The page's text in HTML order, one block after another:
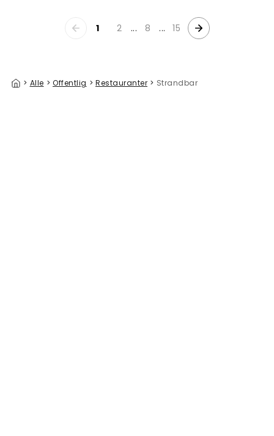
1 2 ... 8 ... 15
> Alle > Offentlig > Restauranter > Strandbar